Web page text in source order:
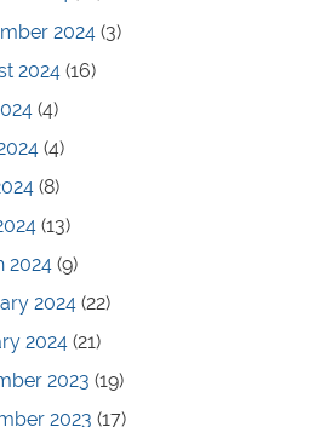
2024 (3)
2024 (16)
(4)
(4)
(8)
(13)
2024 (9)
2024 (22)
2024 (21)
2023 (19)
2023 (17)